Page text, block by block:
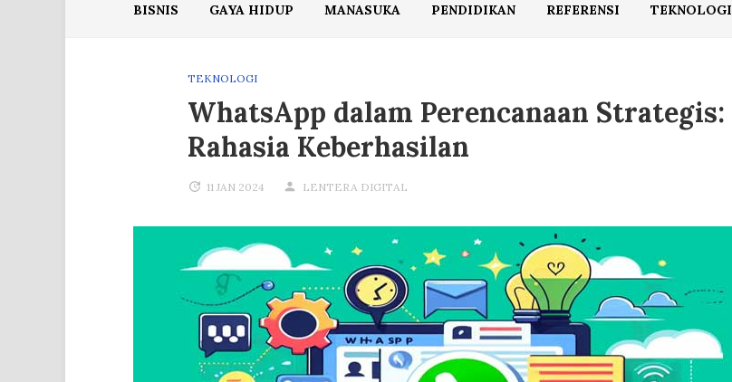
BISNIS GAYA HIDUP MANASUKA PENDIDIKAN REFERENSI TEKNOLOGI
TEKNOLOGI
WhatsApp dalam Perencanaan Strategis:
Rahasia Keberhasilan
11 JAN 2024 LENTERA DIGITAL